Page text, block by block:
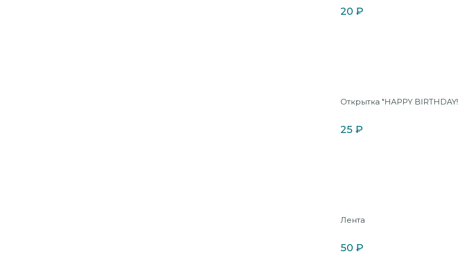
20 ₽
Открытка "HAPPY
25 ₽
Лента
50 ₽